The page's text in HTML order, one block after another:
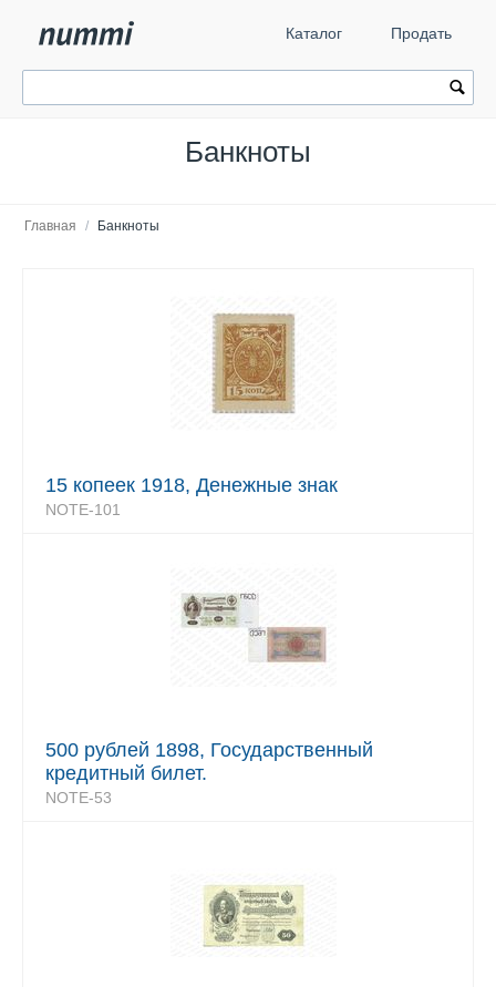
Каталог Продать
Банкноты
Главная / Банкноты
15 копеек 1918, Денежные знак
NOTE-101
500 рублей 1898, Государственный
кредитный билет.
NOTE-53